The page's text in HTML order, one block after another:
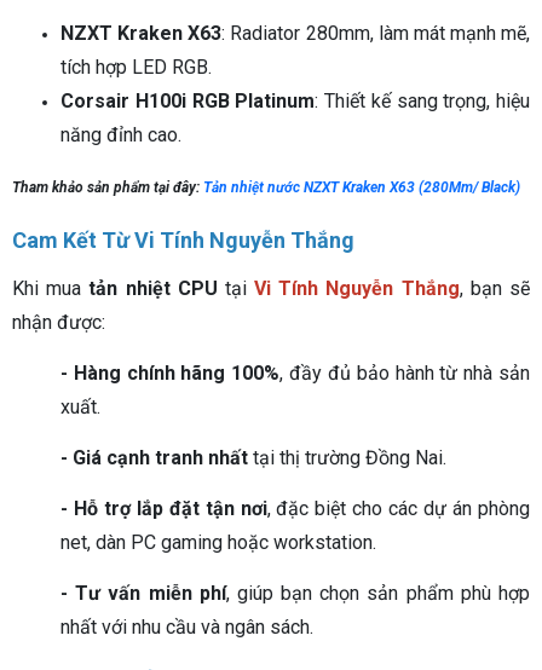
NZXT Kraken X63: Radiator 280mm, làm mát mạnh mẽ,
tích hợp LED RGB.
Corsair H100i RGB Platinum: Thiết kế sang trọng, hiệu
năng đỉnh cao.
Tham khảo sản phẩm tại đây: Tản nhiệt nước NZXT Kraken X63 (280Mm/ Black)
Cam Kết Từ Vi Tính Nguyễn Thắng
Khi muatản nhiệt CPU tạiVi Tính Nguyễn Thắng, bạn sẽ
nhận được:
- Hàng chính hãng 100%, đầy đủ bảo hành từ nhà sản
xuất.
- Giá cạnh tranh nhất tại thị trường Đồng Nai.
- Hỗ trợ lắp đặt tận nơi, đặc biệt cho các dự án phòng
net, dàn PC gaming hoặc workstation.
- Tư vấn miễn phí, giúp bạn chọn sản phẩm phù hợp
nhất với nhu cầu và ngân sách.